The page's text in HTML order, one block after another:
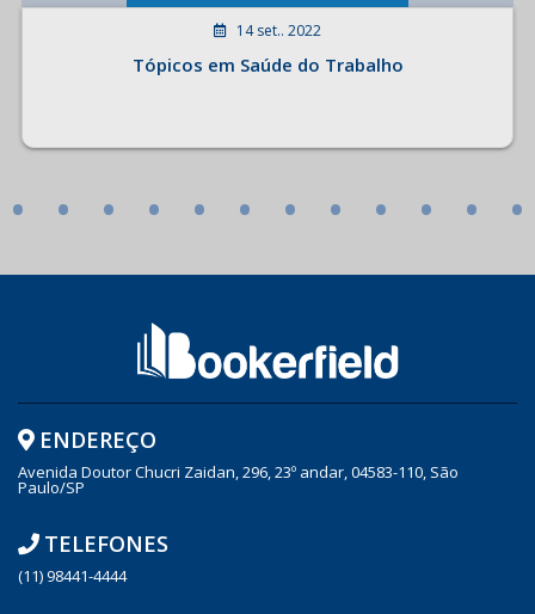
14 set.. 2022
Tópicos em Saúde do Trabalho
• • • • • • • • • • • •
ENDEREÇO
Avenida Doutor Chucri Zaidan, 296, 23º andar, 04583-110, São
Paulo/SP
TELEFONES
(11) 98441-4444